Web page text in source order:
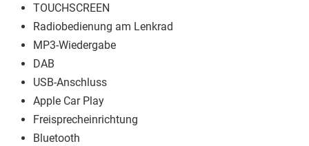
TOUCHSCREEN
Radiobedienung am Lenkrad
MP3-Wiedergabe
DAB
USB-Anschluss
Apple Car Play
Freisprecheinrichtung
Bluetooth